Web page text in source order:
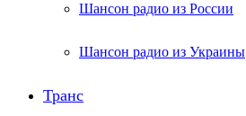
Шансон радио из России
Шансон радио из Украины
Транс